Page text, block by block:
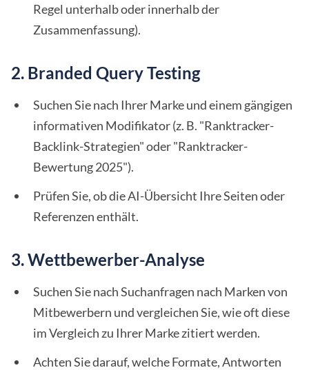
Regel unterhalb oder innerhalb der
Zusammenfassung).
2. Branded Query Testing
Suchen Sie nach Ihrer Marke und einem gängigen
informativen Modifikator (z. B. "Ranktracker-
Backlink-Strategien" oder "Ranktracker-
Bewertung 2025").
Prüfen Sie, ob die AI-Übersicht Ihre Seiten oder
Referenzen enthält.
3. Wettbewerber-Analyse
Suchen Sie nach Suchanfragen nach Marken von
Mitbewerbern und vergleichen Sie, wie oft diese
im Vergleich zu Ihrer Marke zitiert werden.
Achten Sie darauf, welche Formate, Antworten